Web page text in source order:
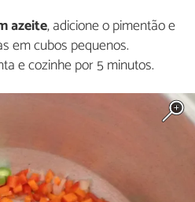
azeite, adicione o pimentão e
em cubos pequenos.
e cozinhe por 5 minutos.